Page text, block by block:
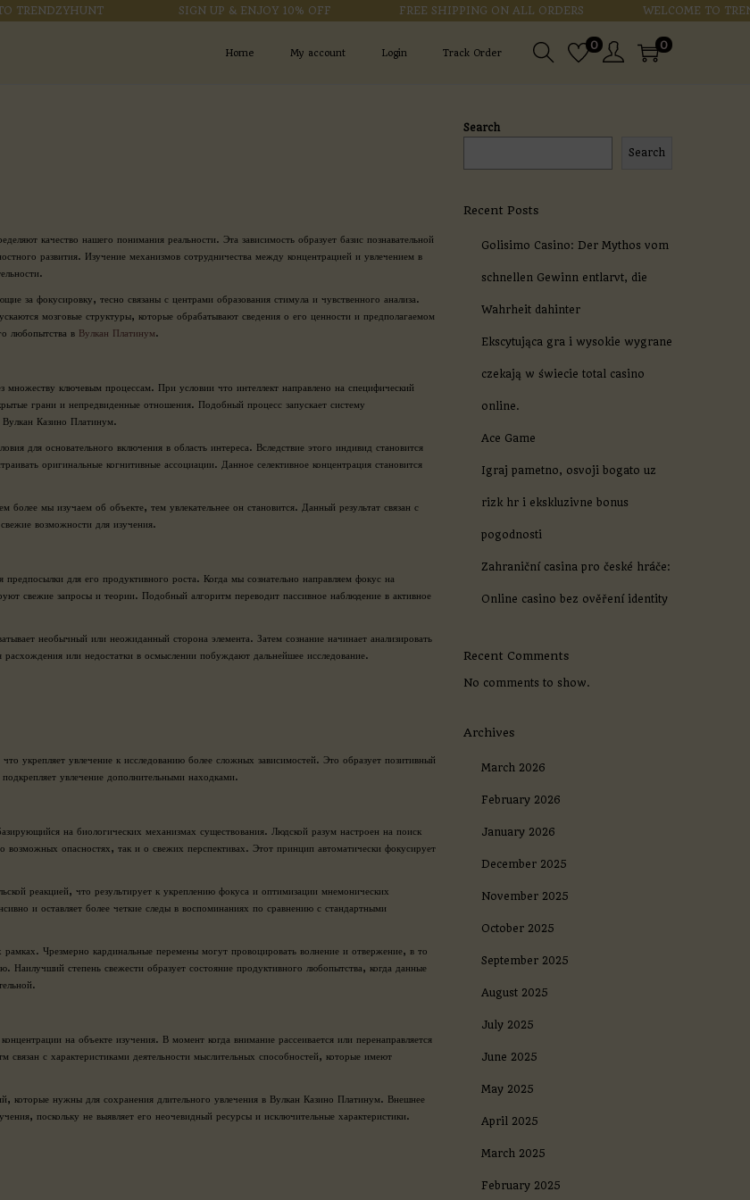
SIGN UP & ENJOY 10% OFF FREE SHIPPING ON ALL ORDERS WELCOME TO
Home My account Login Track Order
0 0
качество нашего понимания реальности. Эта зависимость образует базис познавательной
развития. Изучение механизмов сотрудничества между концентрацией и увлечением в
за фокусировку, тесно связаны с центрами образования стимула и чувственного анализа.
мозговые структуры, которые обрабатывают сведения о его ценности и предполагаемом
любопытства в Вулкан Платинум.
ключевым процессам. При условии что интеллект направлено на специфический
грани и непредвиденные отношения. Подобный процесс запускает систему
Вулкан Казино Платинум.
для основательного включения в область интереса. Вследствие этого индивид становится
оригинальные когнитивные ассоциации. Данное селективное концентрация становится
мы изучаем об объекте, тем увлекательнее он становится. Данный результат связан с
возможности для изучения.
для его продуктивного роста. Когда мы сознательно направляем фокус на
свежие запросы и теории. Подобный алгоритм переводит пассивное наблюдение в активное
необычный или неожиданный сторона элемента. Затем сознание начинает анализировать
или недостатки в осмыслении побуждают дальнейшее исследование.
укрепляет увлечение к исследованию более сложных зависимостей. Это образует позитивный
увлечение дополнительными находками.
на биологических механизмах существования. Людской разум настроен на поиск
опасностях, так и о свежих перспективах. Этот принцип автоматически фокусирует
реакцией, что результирует к укреплению фокуса и оптимизации мнемонических
и оставляет более четкие следы в воспоминаниях по сравнению с стандартными
Чрезмерно кардинальные перемены могут провоцировать волнение и отвержение, в то
Наилучший степень свежести образует состояние продуктивного любопытства, когда данные
на объекте изучения. В момент когда внимание рассеивается или перенаправляется
с характеристиками деятельности мыслительных способностей, которые имеют
которые нужны для сохранения длительного увлечения в Вулкан Казино Платинум. Внешнее
поскольку не выявляет его неочевидный ресурсы и исключительные характеристики.
Search
Search
Recent Posts
Golisimo Casino: Der Mythos vom
schnellen Gewinn entlarvt, die
Wahrheit dahinter
Ekscytująca gra i wysokie wygrane
czekają w świecie total casino
online.
Ace Game
Igraj pametno, osvoji bogato uz
rizk hr i ekskluzivne bonus
pogodnosti
Zahraniční casina pro české hráče:
Online casino bez ověření identity
Recent Comments
No comments to show.
Archives
March 2026
February 2026
January 2026
December 2025
November 2025
October 2025
September 2025
August 2025
July 2025
June 2025
May 2025
April 2025
March 2025
February 2025